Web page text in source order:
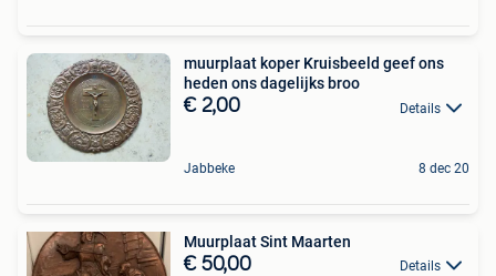
muurplaat koper Kruisbeeld geef ons
heden ons dagelijks broo
€ 2,00 Details
Jabbeke 8 dec 20
Muurplaat Sint Maarten
€ 50,00 Details